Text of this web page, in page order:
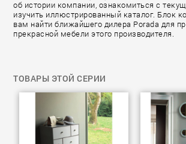
об истории компании, ознакомиться с
изучить иллюстрированный каталог. Блок
вам найти ближайшего дилера Porada для
прекрасной мебели этого производителя.
ТОВАРЫ ЭТОЙ СЕРИИ